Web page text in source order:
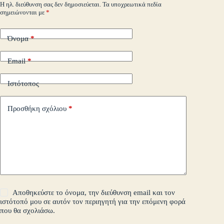
Η ηλ. διεύθυνση σας δεν δημοσιεύεται. Τα υποχρεωτικά πεδία
σημειώνονται με *
Όνομα*
Email*
Ιστότοπος
Προσθήκη σχόλιου *
Αποθηκεύστε το όνομα, την διεύθυνση email και τον
ιστότοπό μου σε αυτόν τον περιηγητή για την επόμενη φορά
που θα σχολιάσω.